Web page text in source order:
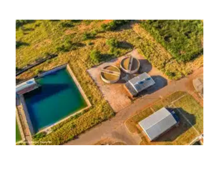
melhora as condições de saúde pública.